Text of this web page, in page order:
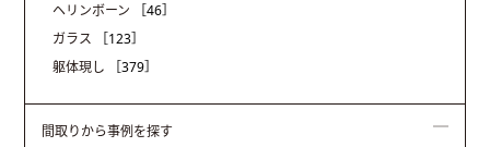
ヘリンボーン
［46］
ガラス
［123］
躯体現し
［379］
間取りから事例を探す